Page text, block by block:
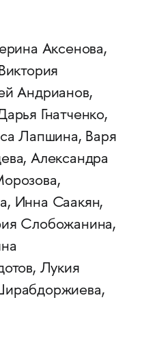
Аксенова,
Андрианов,
Гнатченко,
Лапшина, Варя
Александра
Инна Саакян,
Слобожанина,
Лукия